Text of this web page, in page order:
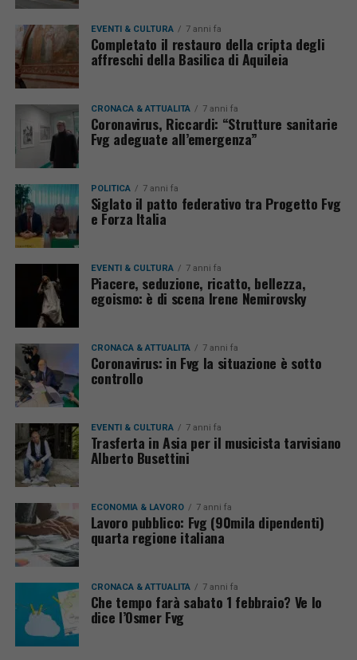
EVENTI & CULTURA 7 anni fa
Completato il restauro della cripta degli
affreschi della Basilica di Aquileia
CRONACA & ATTUALITÀ 7 anni fa
Coronavirus, Riccardi: “Strutture sanitarie
Fvg adeguate all’emergenza”
POLITICA 7 anni fa
Siglato il patto federativo tra Progetto Fvg
e Forza Italia
EVENTI & CULTURA 7 anni fa
Piacere, seduzione, ricatto, bellezza,
egoismo: è di scena Irene Nemirovsky
CRONACA & ATTUALITÀ 7 anni fa
Coronavirus: in Fvg la situazione è sotto
controllo
EVENTI & CULTURA 7 anni fa
Trasferta in Asia per il musicista tarvisiano
Alberto Busettini
ECONOMIA & LAVORO 7 anni fa
Lavoro pubblico: Fvg (90mila dipendenti)
quarta regione italiana
CRONACA & ATTUALITÀ 7 anni fa
Che tempo farà sabato 1 febbraio? Ve lo
dice l’Osmer Fvg